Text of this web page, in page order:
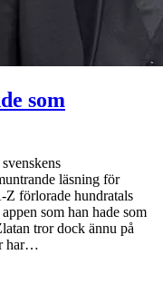
som
läsning för
Z förlorade hundratals
som han hade som
tror dock ännu på
har…